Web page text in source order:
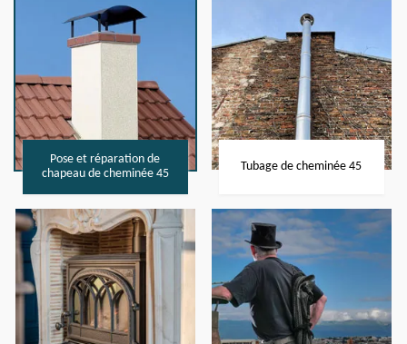
Pose et réparation de
chapeau de cheminée 45
Tubage de cheminée 45